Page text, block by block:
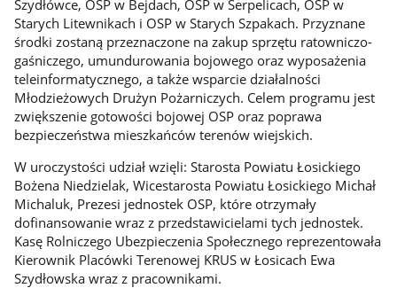
Szydłówce, OSP w Bejdach, OSP w Serpelicach, OSP w
Starych Litewnikach i OSP w Starych Szpakach. Przyznane
środki zostaną przeznaczone na zakup sprzętu ratowniczo-
gaśniczego, umundurowania bojowego oraz wyposażenia
teleinformatycznego, a także wsparcie działalności
Młodzieżowych Drużyn Pożarniczych. Celem programu jest
zwiększenie gotowości bojowej OSP oraz poprawa
bezpieczeństwa mieszkańców terenów wiejskich.
W uroczystości udział wzięli: Starosta Powiatu Łosickiego
Bożena Niedzielak, Wicestarosta Powiatu Łosickiego Michał
Michaluk, Prezesi jednostek OSP, które otrzymały
dofinansowanie wraz z przedstawicielami tych jednostek.
Kasę Rolniczego Ubezpieczenia Społecznego reprezentowała
Kierownik Placówki Terenowej KRUS w Łosicach Ewa
Szydłowska wraz z pracownikami.